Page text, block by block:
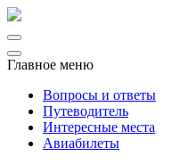
Главное меню
Вопросы и ответы
Путеводитель
Интересные места
Авиабилеты